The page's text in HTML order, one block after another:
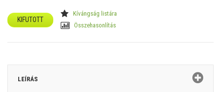
KIFUTOTT
Kívángság listára
Összehasonlítás
LEÍRÁS